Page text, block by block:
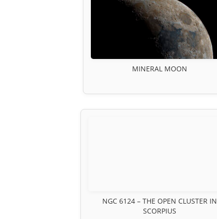
MINERAL MOON
NGC 6124 – THE OPEN CLUSTER IN
SCORPIUS